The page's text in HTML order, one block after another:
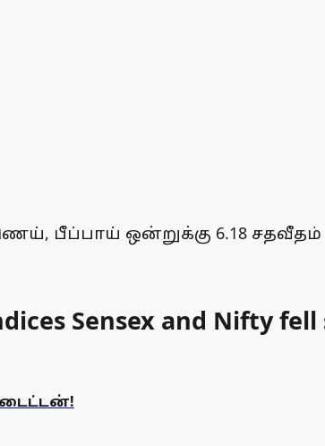
பீப்பாய் ஒன்றுக்கு 6.18 சதவீதம்
Sensex and Nifty